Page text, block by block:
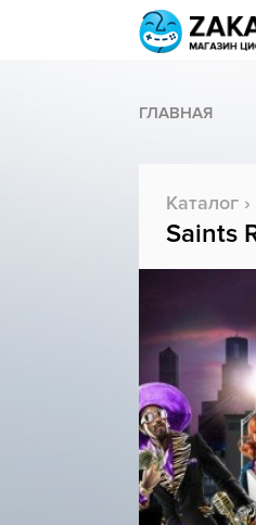
ГЛАВНАЯ
Каталог ›
Saints